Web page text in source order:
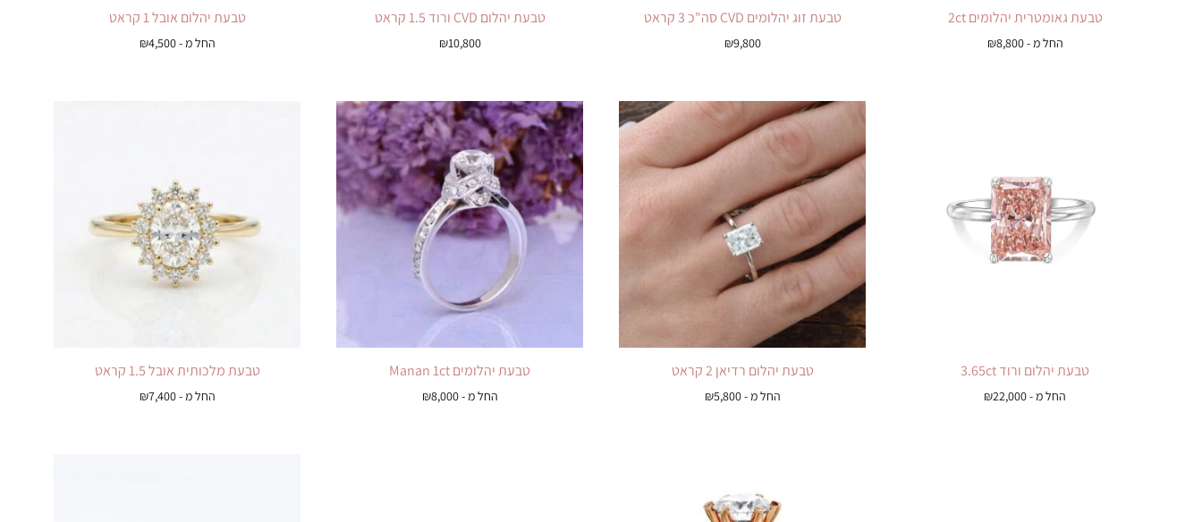
טבעת גאומטרית יהלומים 2ct
החל מ - ₪8,800
טבעת זוג יהלומים CVD סה"כ 3 קראט
₪9,800
טבעת יהלום CVD ורוד 1.5 קראט
₪10,800
טבעת יהלום אובל 1 קראט
החל מ - ₪4,500
טבעת יהלום ורוד 3.65ct
החל מ - ₪22,000
טבעת יהלום רדיאן 2 קראט
החל מ - ₪5,800
טבעת יהלומים Manan 1ct
החל מ - ₪8,000
טבעת מלכותית אובל 1.5 קראט
החל מ - ₪7,400